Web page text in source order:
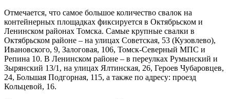
Отмечается, что самое большое количество свалок на
контейнерных площадках фиксируется в Октябрьском и
Ленинском районах Томска. Самые крупные свалки в
Октябрьском районе – на улицах Советская, 53 (Кузовлево),
Ивановского, 9, Залоговая, 106, Томск-Северный МПС и
Репина 10. В Ленинском районе – в переулках Румынский и
Зырянский 13/1, на улицах Ялтинская, 26, Героев Чубаровцев,
24, Большая Подгорная, 115, а также по адресу: проезд
Кольцевой, 16.